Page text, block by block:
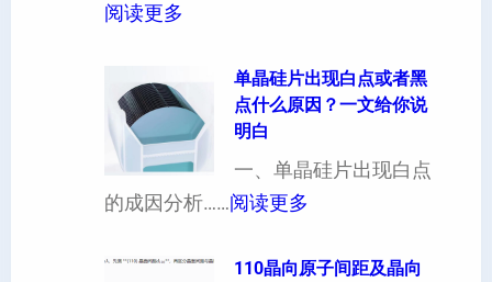
定
制
（
也
以
阅读更多
晶
向
各
向
单晶硅片出现白点或者黑
点什么原因？一文给你说
明白
一、单晶硅片出现白点
的成因分析……阅读更多
晶
110晶向原子间距及晶向